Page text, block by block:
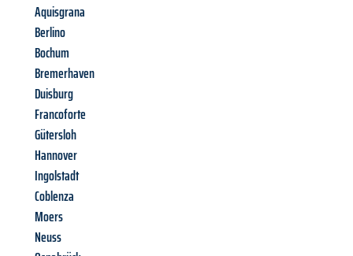
Aquisgrana
Berlino
Bochum
Bremerhaven
Duisburg
Francoforte
Gütersloh
Hannover
Ingolstadt
Coblenza
Moers
Neuss